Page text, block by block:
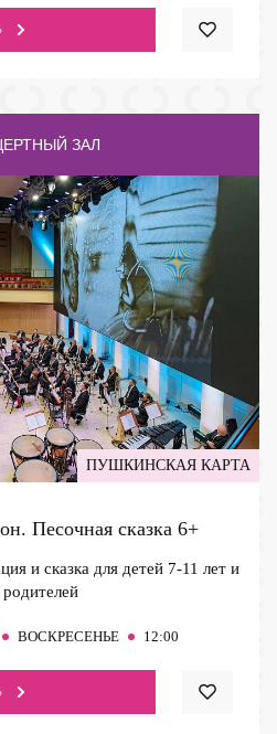
ЗАЛ
ПУШКИНСКАЯ КАРТА
Песочная сказка 6+
и сказка для детей 7-11 лет и
ВОСКРЕСЕНЬЕ 12:00